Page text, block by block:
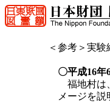
＜参考＞実験
〇平成16年
福地村は
メージを